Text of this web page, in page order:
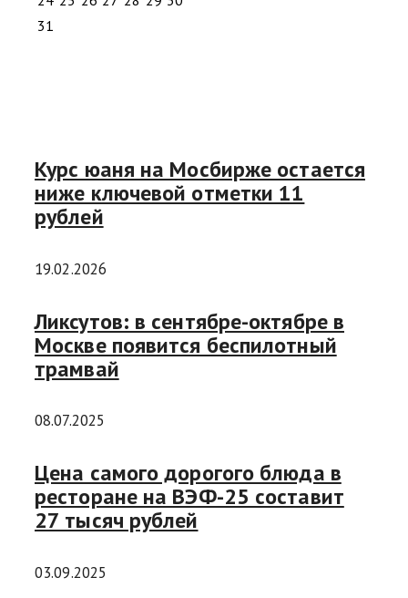
31
Курс юаня на Мосбирже остается
ниже ключевой отметки 11
рублей
19.02.2026
Ликсутов: в сентябре-октябре в
Москве появится беспилотный
трамвай
08.07.2025
Цена самого дорогого блюда в
ресторане на ВЭФ-25 составит
27 тысяч рублей
03.09.2025